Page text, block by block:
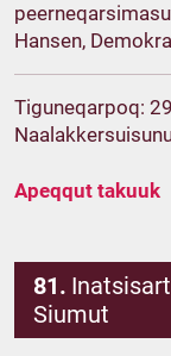
Hansen,
Tiguneqarpoq:
Apeqqut takuuk
81.
Siumut